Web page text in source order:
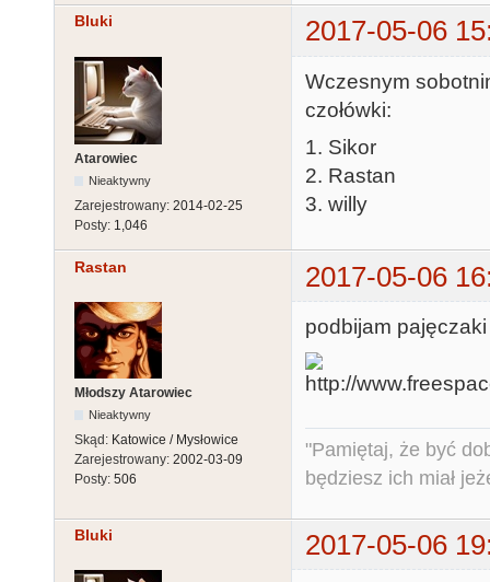
Bluki 2017-05-06
Atarowiec
Nieaktywny
Zarejestrowany: 2014-02-25
Posty: 1,046
Wczesnym
czołówki:
1. Sikor
2. Rastan
3. willy
Rastan 2017-05-06
Młodszy Atarowiec
Nieaktywny
Skąd: Katowice / Mysłowice
Zarejestrowany: 2002-03-09
Posty: 506
podbijam pajęczaki
"Pamiętaj, że być
będziesz ich miał
Bluki 2017-05-06